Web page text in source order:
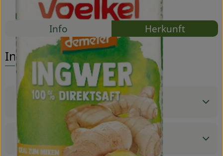
Service
Mehrweg
Rezepte
Info Herkunft
Entdecke passende Rezepte
Info
Produktinformationen
Zutaten